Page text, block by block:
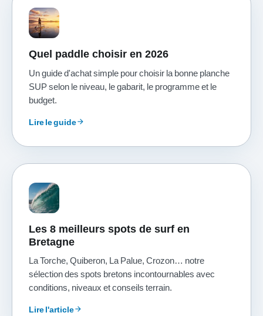
Quel paddle choisir en 2026
Un guide d'achat simple pour choisir la bonne planche
SUP selon le niveau, le gabarit, le programme et le
budget.
Lire le guidearrow_forward
Les 8 meilleurs spots de surf en
Bretagne
La Torche, Quiberon, La Palue, Crozon… notre
sélection des spots bretons incontournables avec
conditions, niveaux et conseils terrain.
Lire l'articlearrow_forward